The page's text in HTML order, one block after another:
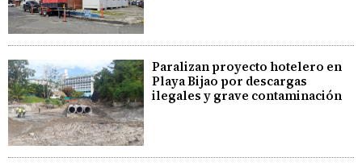
Paralizan proyecto hotelero en
Playa Bijao por descargas
ilegales y grave contaminación